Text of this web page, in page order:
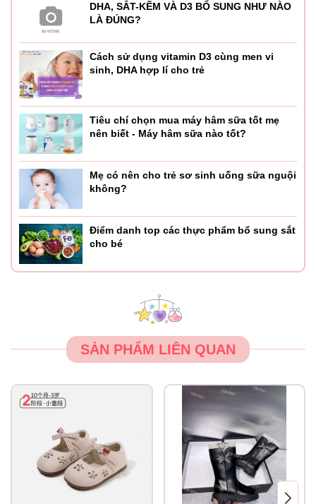
DHA, SẮT-KẼM VÀ D3 BỔ SUNG NHƯ NÀO
LÀ ĐÚNG?
Cách sử dụng vitamin D3 cùng men vi
sinh, DHA hợp lí cho trẻ
Tiêu chí chọn mua máy hâm sữa tốt mẹ
nên biết - Máy hâm sữa nào tốt?
Mẹ có nên cho trẻ sơ sinh uống sữa nguội
không?
Điểm danh top các thực phẩm bổ sung sắt
cho bé
SẢN PHẨM LIÊN QUAN